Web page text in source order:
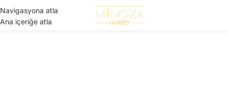
Navigasyona atla
Ana içeriğe atla
Menü